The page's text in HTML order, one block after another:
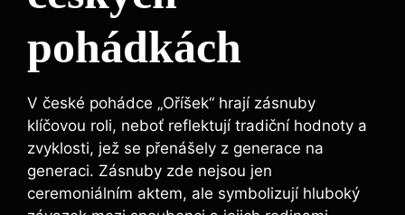
pohádkách
V české pohádce „Oříšek“ hrají zásnuby
klíčovou roli, neboť reflektují tradiční hodnoty a
zvyklosti, jež se přenášely z generace na
generaci. Zásnuby zde nejsou jen
ceremoniálním aktem, ale symbolizují hluboký